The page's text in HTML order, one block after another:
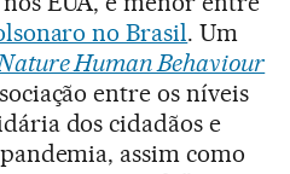
no Brasil. Um
Human Behaviour
entre os níveis
dos cidadãos e
assim como